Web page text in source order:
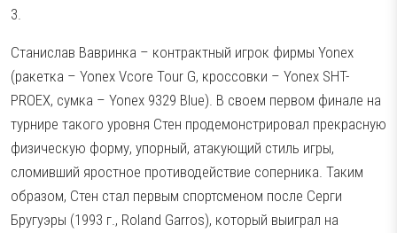
3.
Станислав Вавринка – контрактный игрок фирмы Yonex
(ракетка – Yonex Vcore Tour G, кроссовки – Yonex SHT-
PROEX, сумка – Yonex 9329 Blue). В своем первом финале на
турнире такого уровня Стен продемонстрировал прекрасную
физическую форму, упорный, атакующий стиль игры,
сломивший яростное противодействие соперника. Таким
образом, Стен стал первым спортсменом после Серги
Бругуэры (1993 г., Roland Garros), который выиграл на